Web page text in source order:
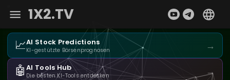
1X2.TV
📈AI Stock Predictions
KI-gestützte Börsenprognosen →
🤖AI Tools Hub
Die besten KI-Tools entdecken →